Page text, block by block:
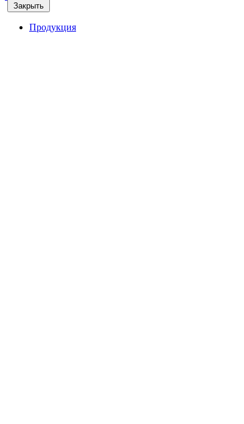
Закрыть
Продукция